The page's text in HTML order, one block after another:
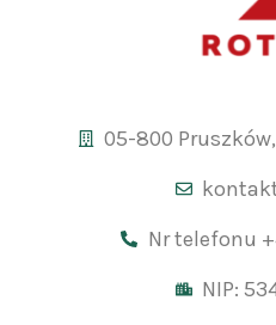
05-800
Nr telefonu
NIP: